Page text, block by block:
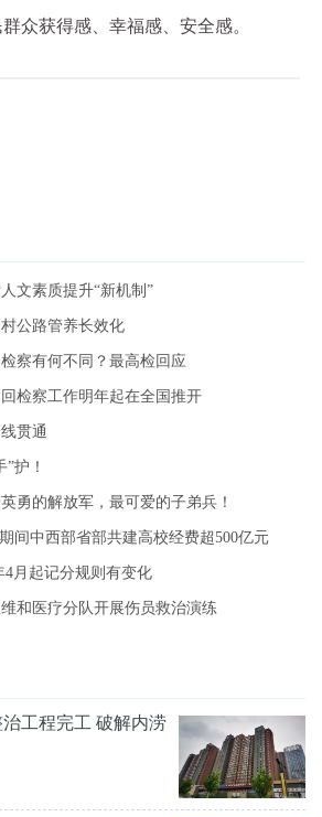
众获得感、幸福感、安全感。
文素质提升“新机制”
公路管养长效化
察有何不同？最高检回应
检察工作明年起在全国推开
贯通
护！
勇的解放军，最可爱的子弟兵！
间中西部省部共建高校经费超500亿元
月起记分规则有变化
和医疗分队开展伤员救治演练
完工 破解内涝